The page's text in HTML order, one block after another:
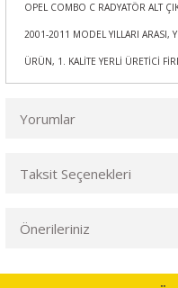
OPEL COMBO C RADYATÖR ALT
2001-2011 MODEL YILLARI ARASI,
ÜRÜN, 1. KALİTE YERLİ ÜRETİCİ
Yorumlar
Taksit Seçenekleri
Önerileriniz
Bu ürünün fiyat bilgisi,